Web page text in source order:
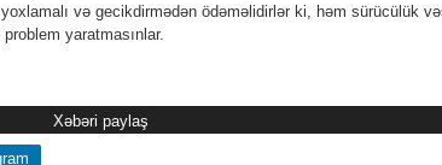
və gecikdirmədən ödəməlidirlər ki, həm sürücülük
yaratmasınlar.
Xəbəri paylaş